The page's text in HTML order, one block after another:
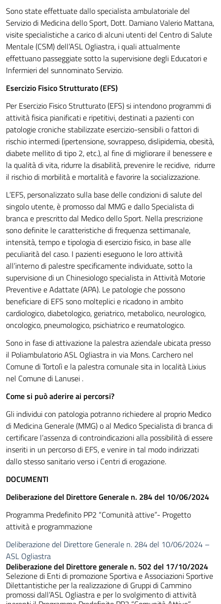
Sono state effettuate dallo specialista ambulatoriale del
Servizio di Medicina dello Sport, Dott. Damiano Valerio Mattana,
visite specialistiche a carico di alcuni utenti del Centro di Salute
Mentale (CSM) dell’ASL Ogliastra, i quali attualmente
effettuano passeggiate sotto la supervisione degli Educatori e
Infermieri del sunnominato Servizio.
Esercizio Fisico Strutturato (EFS)
Per Esercizio Fisico Strutturato (EFS) si intendono programmi di
attività fisica pianificati e ripetitivi, destinati a pazienti con
patologie croniche stabilizzate esercizio-sensibili o fattori di
rischio intermedi (ipertensione, sovrappeso, dislipidemia, obesità,
diabete mellito di tipo 2, etc.), al fine di migliorare il benessere e
la qualità di vita, ridurre la disabilità, prevenire le recidive, ridurre
il rischio di morbilità e mortalità e favorire la socializzazione.
L’EFS, personalizzato sulla base delle condizioni di salute del
singolo utente, è promosso dal MMG e dallo Specialista di
branca e prescritto dal Medico dello Sport. Nella prescrizione
sono definite le caratteristiche di frequenza settimanale,
intensità, tempo e tipologia di esercizio fisico, in base alle
peculiarità del caso. I pazienti eseguono le loro attività
all’interno di palestre specificamente individuate, sotto la
supervisione di un Chinesiologo specialista in Attività Motorie
Preventive e Adattate (APA). Le patologie che possono
beneficiare di EFS sono molteplici e ricadono in ambito
cardiologico, diabetologico, geriatrico, metabolico, neurologico,
oncologico, pneumologico, psichiatrico e reumatologico.
Sono in fase di attivazione la palestra aziendale ubicata presso
il Poliambulatorio ASL Ogliastra in via Mons. Carchero nel
Comune di Tortolì e la palestra comunale sita in località Lixius
nel Comune di Lanusei .
Come si può aderire ai percorsi?
Gli individui con patologia potranno richiedere al proprio Medico
di Medicina Generale (MMG) o al Medico Specialista di branca di
certificare l’assenza di controindicazioni alla possibilità di essere
inseriti in un percorso di EFS, e venire in tal modo indirizzati
dallo stesso sanitario verso i Centri di erogazione.
DOCUMENTI
Deliberazione del Direttore Generale n. 284 del 10/06/2024
Programma Predefinito PP2 “Comunità attive”- Progetto
attività e programmazione
Deliberazione del Direttore Generale n. 284 del 10/06/2024 –
ASL Ogliastra
Deliberazione del Direttore generale n. 502 del 17/10/2024
Selezione di Enti di promozione Sportiva e Associazioni Sportive
Dilettantistiche per la realizzazione di Gruppi di Cammino
promossi dall’ASL Ogliastra e per lo svolgimento di attività